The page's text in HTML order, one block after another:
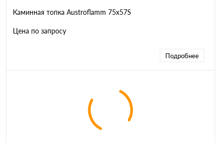
Каминная топка Austroflamm 75x57S
Цена по запросу
Подробнее